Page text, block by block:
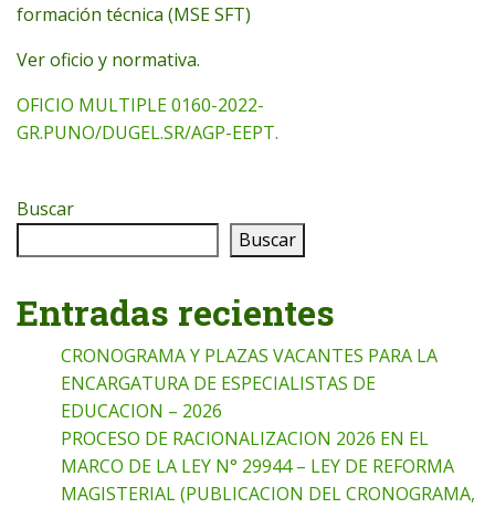
formación técnica (MSE SFT)
Ver oficio y normativa.
OFICIO MULTIPLE 0160-2022-
GR.PUNO/DUGEL.SR/AGP-EEPT.
Buscar
Buscar
Entradas recientes
CRONOGRAMA Y PLAZAS VACANTES PARA LA
ENCARGATURA DE ESPECIALISTAS DE
EDUCACION – 2026
PROCESO DE RACIONALIZACION 2026 EN EL
MARCO DE LA LEY N° 29944 – LEY DE REFORMA
MAGISTERIAL (PUBLICACION DEL CRONOGRAMA,